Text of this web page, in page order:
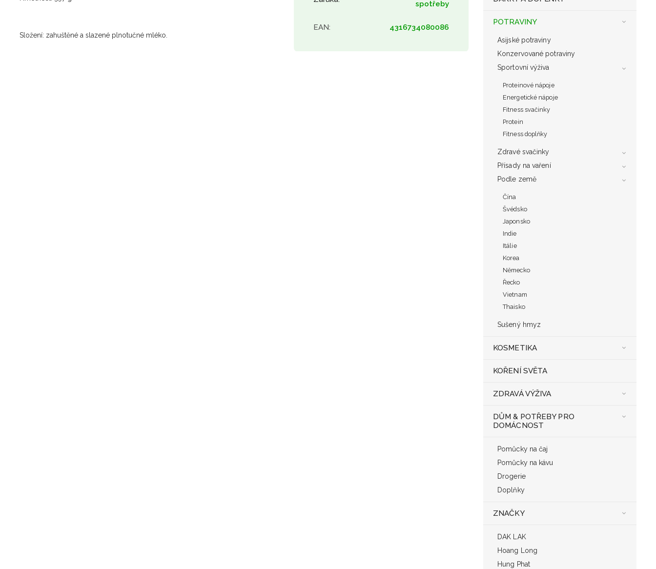
POTRAVINY
Asijské potraviny
Konzervované potraviny
Sportovní výživa
Proteinové nápoje
Energetické nápoje
Fitness svačinky
Protein
Fitness doplňky
Zdravé svačinky
Přísady na vaření
Podle země
Čína
Švédsko
Japonsko
Indie
Itálie
Korea
Německo
Řecko
Vietnam
Thaisko
Sušený hmyz
KOSMETIKA
KOŘENÍ SVĚTA
ZDRAVÁ VÝŽIVA
DŮM & POTŘEBY PRO
DOMÁCNOST
Pomůcky na čaj
Pomůcky na kávu
Drogerie
Doplňky
ZNAČKY
DAK LAK
Hoang Long
Hung Phat
Složení: zahuštěné a slazené plnotučné mléko.
spotřeby
EAN: 4316734080086